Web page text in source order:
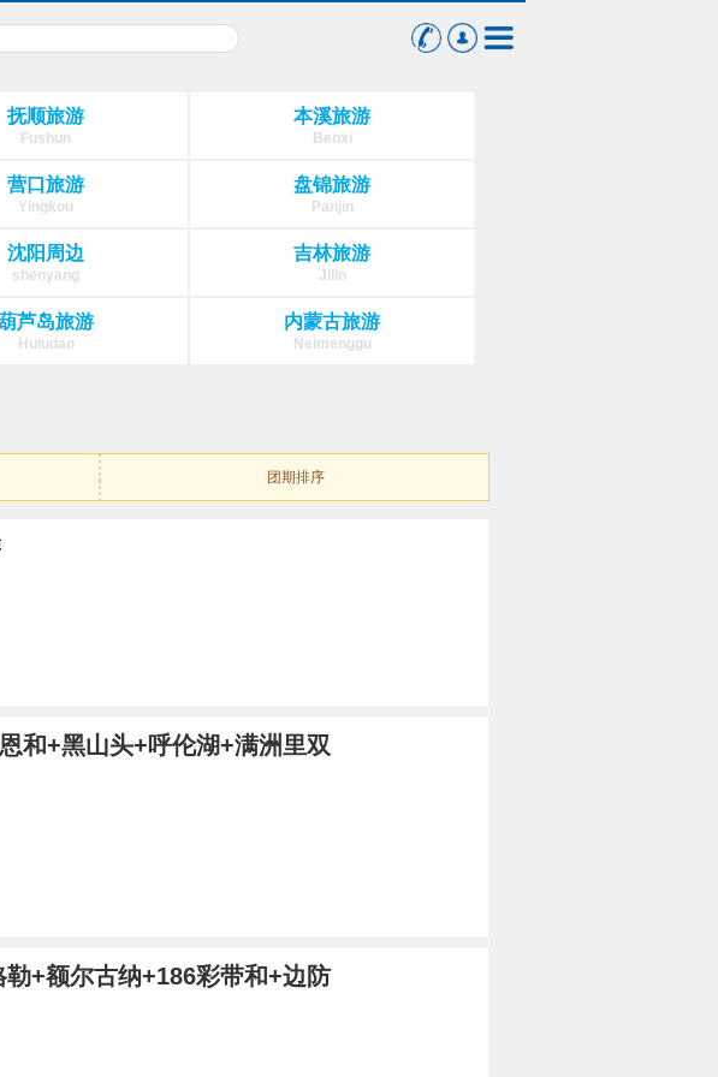
抚顺旅游
Fushun
本溪旅游
Benxi
营口旅游
Yingkou
盘锦旅游
Panjin
沈阳周边
shenyang
吉林旅游
Jilin
芦岛旅游
Huludao
内蒙古旅游
Neimenggu
团期排序
和+黑山头+呼伦湖+满洲里双
+额尔古纳+186彩带和+边防